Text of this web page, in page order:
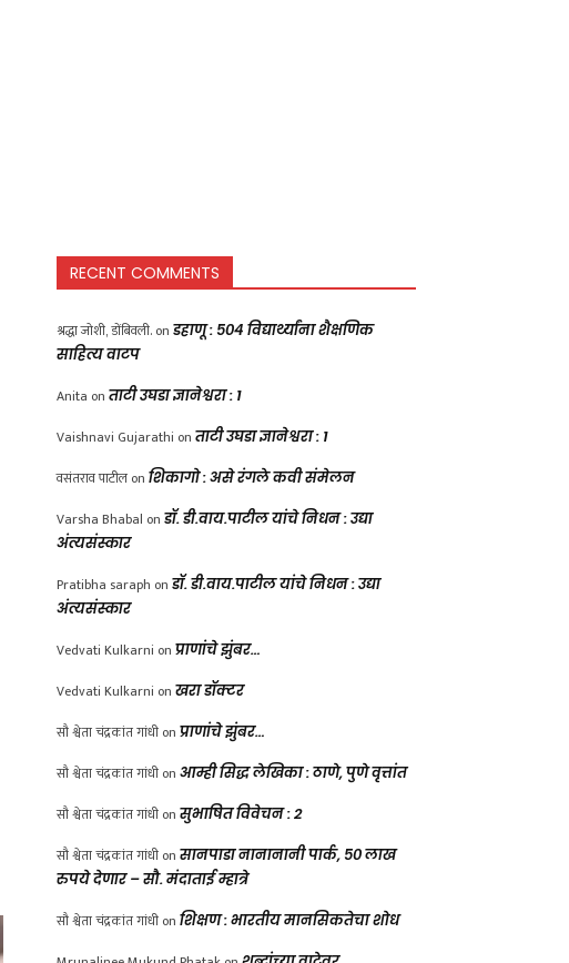
RECENT COMMENTS
श्रद्धा जोशी, डोंबिवली. on डहाणू : ५०४ विद्यार्थ्यांना शैक्षणिक
साहित्य वाटप
Anita on ताटी उघडा ज्ञानेश्वरा : 1
Vaishnavi Gujarathi on ताटी उघडा ज्ञानेश्वरा : 1
वसंतराव पाटील on शिकागो : असे रंगले कवी संमेलन
Varsha Bhabal on डॉ. डी.वाय.पाटील यांचे निधन : उद्या
अंत्यसंस्कार
Pratibha saraph on डॉ. डी.वाय.पाटील यांचे निधन : उद्या
अंत्यसंस्कार
Vedvati Kulkarni on प्राणांचे झुंबर…
Vedvati Kulkarni on खरा डॉक्टर
सौ श्वेता चंद्रकांत गांधी on प्राणांचे झुंबर…
सौ श्वेता चंद्रकांत गांधी on आम्ही सिद्ध लेखिका : ठाणे, पुणे वृत्तांत
सौ श्वेता चंद्रकांत गांधी on सुभाषित विवेचन : 2
सौ श्वेता चंद्रकांत गांधी on सानपाडा नानानानी पार्क, ५० लाख
रुपये देणार – सौ. मंदाताई म्हात्रे
सौ श्वेता चंद्रकांत गांधी on शिक्षण : भारतीय मानसिकतेचा शोध